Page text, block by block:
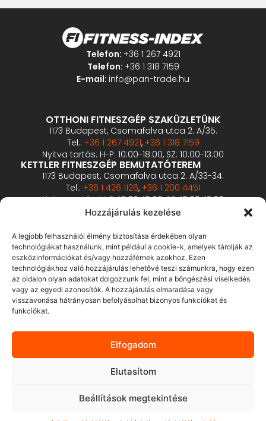
Hozzájárulás kezelése
A legjobb felhasználói élmény biztosítása érdekében olyan
technológiákat használunk, mint például a cookie-k, amelyek tárolják az
eszközinformációkat és/vagy hozzáférnek azokhoz. Ezen
technológiákhoz való hozzájárulás lehetővé teszi számunkra, hogy ezen
az oldalon olyan adatokat dolgozzunk fel, mint a böngészési viselkedés
vagy az egyedi azonosítók. A hozzájárulás elmaradása vagy
visszavonása hátrányosan befolyásolhat bizonyos funkciókat és
funkciókat.
Elfogadom
Elutasítom
Beállítások megtekintése
Telefon: +36 1 267 4921
Telefon: +36 1 318 7159
E-mail: info@pan-trade.hu
OTTHONI FITNESZGÉP SZAKÜZLETÜNK
1173 Budapest, Csomafalva utca 2. A/35.
Tel.: +36 1 267 4921, +36 1 318 7159
Nyitva tartás: H-P: 10:00-18:00, SZ: 10:00-13:00
KETTLER FITNESZGÉP BEMUTATÓTEREM
1173 Budapest, Csomafalva utca 2. A/33-34.
Tel.: +36 1 426 1126, +36 1 200 4451
Nyitva tartás: H-P: 10:00-18:00, SZ: 10:00-13:00
PROFESSZIONÁLIS FITNESZGÉP BEMUTATÓTEREM
2360 Gyál, Vállalkozó u. 12.
Tel.: +36 1 900 0657
Nyitva tartás: előzetes bejelentkezés alapján
ÁSZF
Adatvédelmi tájékoztató
Fizetés és szállítás
GY.I.K.